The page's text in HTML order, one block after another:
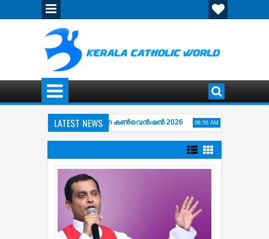
LATEST NEWS
അഭിഷേകാഗ്നി ഏകദിന കൺവെൻഷൻ 2026 06:56 AM വിശ്വാസപ്രമാണം